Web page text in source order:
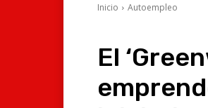
Inicio Autoempleo
El